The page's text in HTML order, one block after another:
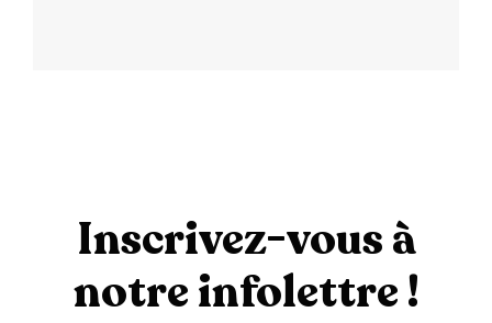
Inscrivez-vous à
notre infolettre !